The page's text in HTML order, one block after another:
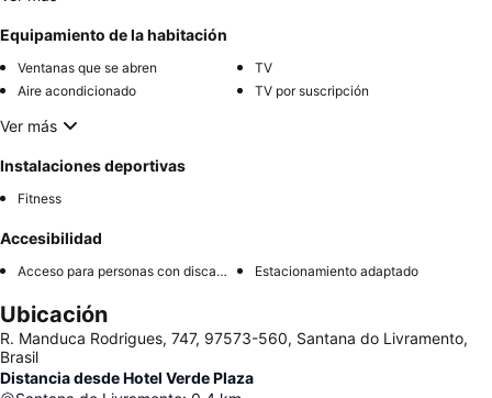
Equipamiento de la habitación
Ventanas que se abren
TV
Aire acondicionado
TV por suscripción
Ver más
Instalaciones deportivas
Fitness
Accesibilidad
Acceso para personas con discapacidad Estacionamiento adaptado
Ubicación
R. Manduca Rodrigues, 747, 97573-560, Santana do Livramento,
Brasil
Distancia desde Hotel Verde Plaza